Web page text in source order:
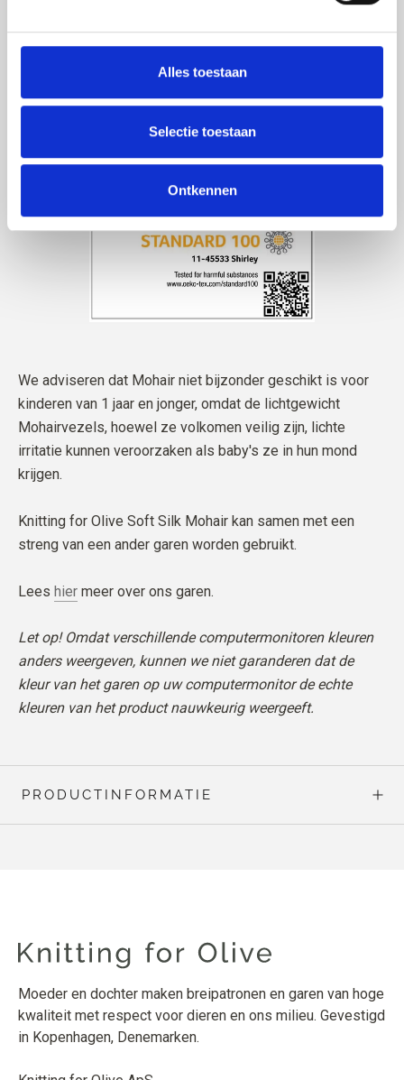
Alles toestaan
Selectie toestaan
Ontkennen
We adviseren dat Mohair niet bijzonder geschikt is voor
kinderen van 1 jaar en jonger, omdat de lichtgewicht
Mohairvezels, hoewel ze volkomen veilig zijn, lichte
irritatie kunnen veroorzaken als baby's ze in hun mond
krijgen.
Knitting for Olive Soft Silk Mohair kan samen met een
streng van een ander garen worden gebruikt.
Lees hier meer over ons garen.
Let op! Omdat verschillende computermonitoren kleuren
anders weergeven, kunnen we niet garanderen dat de
kleur van het garen op uw computermonitor de echte
kleuren van het product nauwkeurig weergeeft.
PRODUCTINFORMATIE
Moeder en dochter maken breipatronen en garen van hoge
kwaliteit met respect voor dieren en ons milieu. Gevestigd
in Kopenhagen, Denemarken.